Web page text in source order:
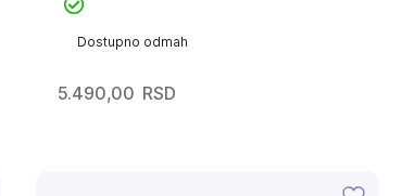
Dostupno odmah
5.490,00 RSD